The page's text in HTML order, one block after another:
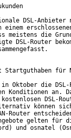
DSL-Anbieter
meistens die
DSL-Router
Startguthaben für
in Oktober die DSL-
Konditionen an.
DSL-
können
Router
gelten für
und osnatel